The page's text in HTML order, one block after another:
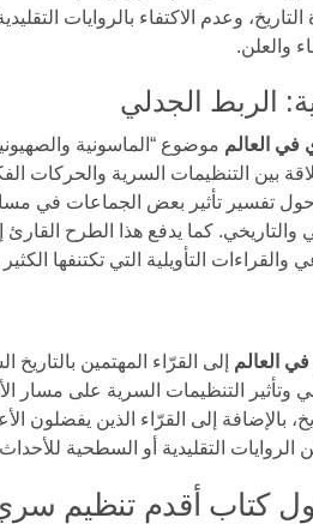
وعدم الاكتفاء بالروايات
والعلن.
الربط الجدلي
في العالم موضوع “الماسونية
بين التنظيمات السرية والحركات
تأثير بعض الجماعات في مسار
كما يدفع هذا الطرح القارئ
والقراءات التأويلية التي تكتنفها
العالم إلى القرّاء المهتمين
وتأثير التنظيمات السرية على مسار
بالإضافة إلى القرّاء الذين يفضلون
الروايات التقليدية أو السطحية
كتاب أقدم تنظيم